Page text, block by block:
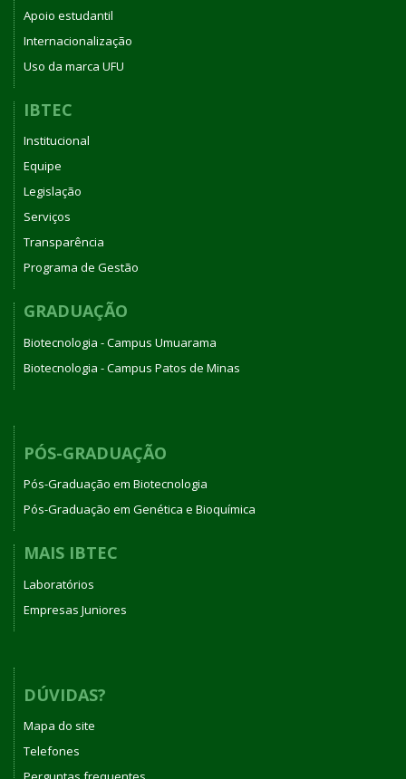
DE
Apoio estudantil
Internacionalização
Uso da marca UFU
IBTEC
Institucional
Equipe
Legislação
Serviços
Transparência
Programa de Gestão
GRADUAÇÃO
Biotecnologia - Campus Umuarama
Biotecnologia - Campus Patos de Minas
PÓS-GRADUAÇÃO
Pós-Graduação em Biotecnologia
Pós-Graduação em Genética e Bioquímica
MAIS IBTEC
Laboratórios
Empresas Juniores
DÚVIDAS?
Mapa do site
Telefones